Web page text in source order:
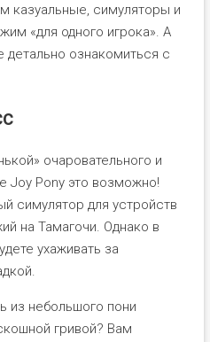
казуальные, симуляторы и
«для одного игрока». А
детально ознакомиться с
очаровательного и
Joy Pony это возможно!
симулятор для устройств
на Тамагочи. Однако в
ухаживать за
из небольшого пони
гривой? Вам